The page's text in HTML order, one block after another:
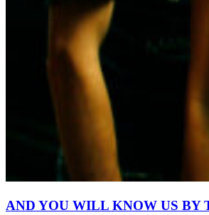
AND YOU WILL KNOW US BY